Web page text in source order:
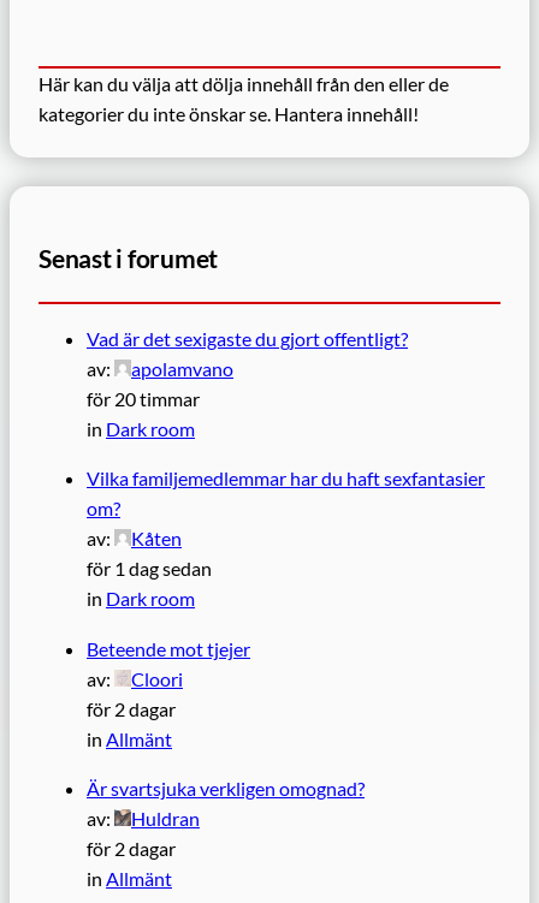
Här kan du välja att dölja innehåll från den eller de
kategorier du inte önskar se. Hantera innehåll!
Senast i forumet
Vad är det sexigaste du gjort offentligt?
av:
apolamvano
för 20 timmar
in Dark room
Vilka familjemedlemmar har du haft sexfantasier
om?
av:
Kåten
för 1 dag sedan
in Dark room
Beteende mot tjejer
av:
Cloori
för 2 dagar
in Allmänt
Är svartsjuka verkligen omognad?
av:
Huldran
för 2 dagar
in Allmänt